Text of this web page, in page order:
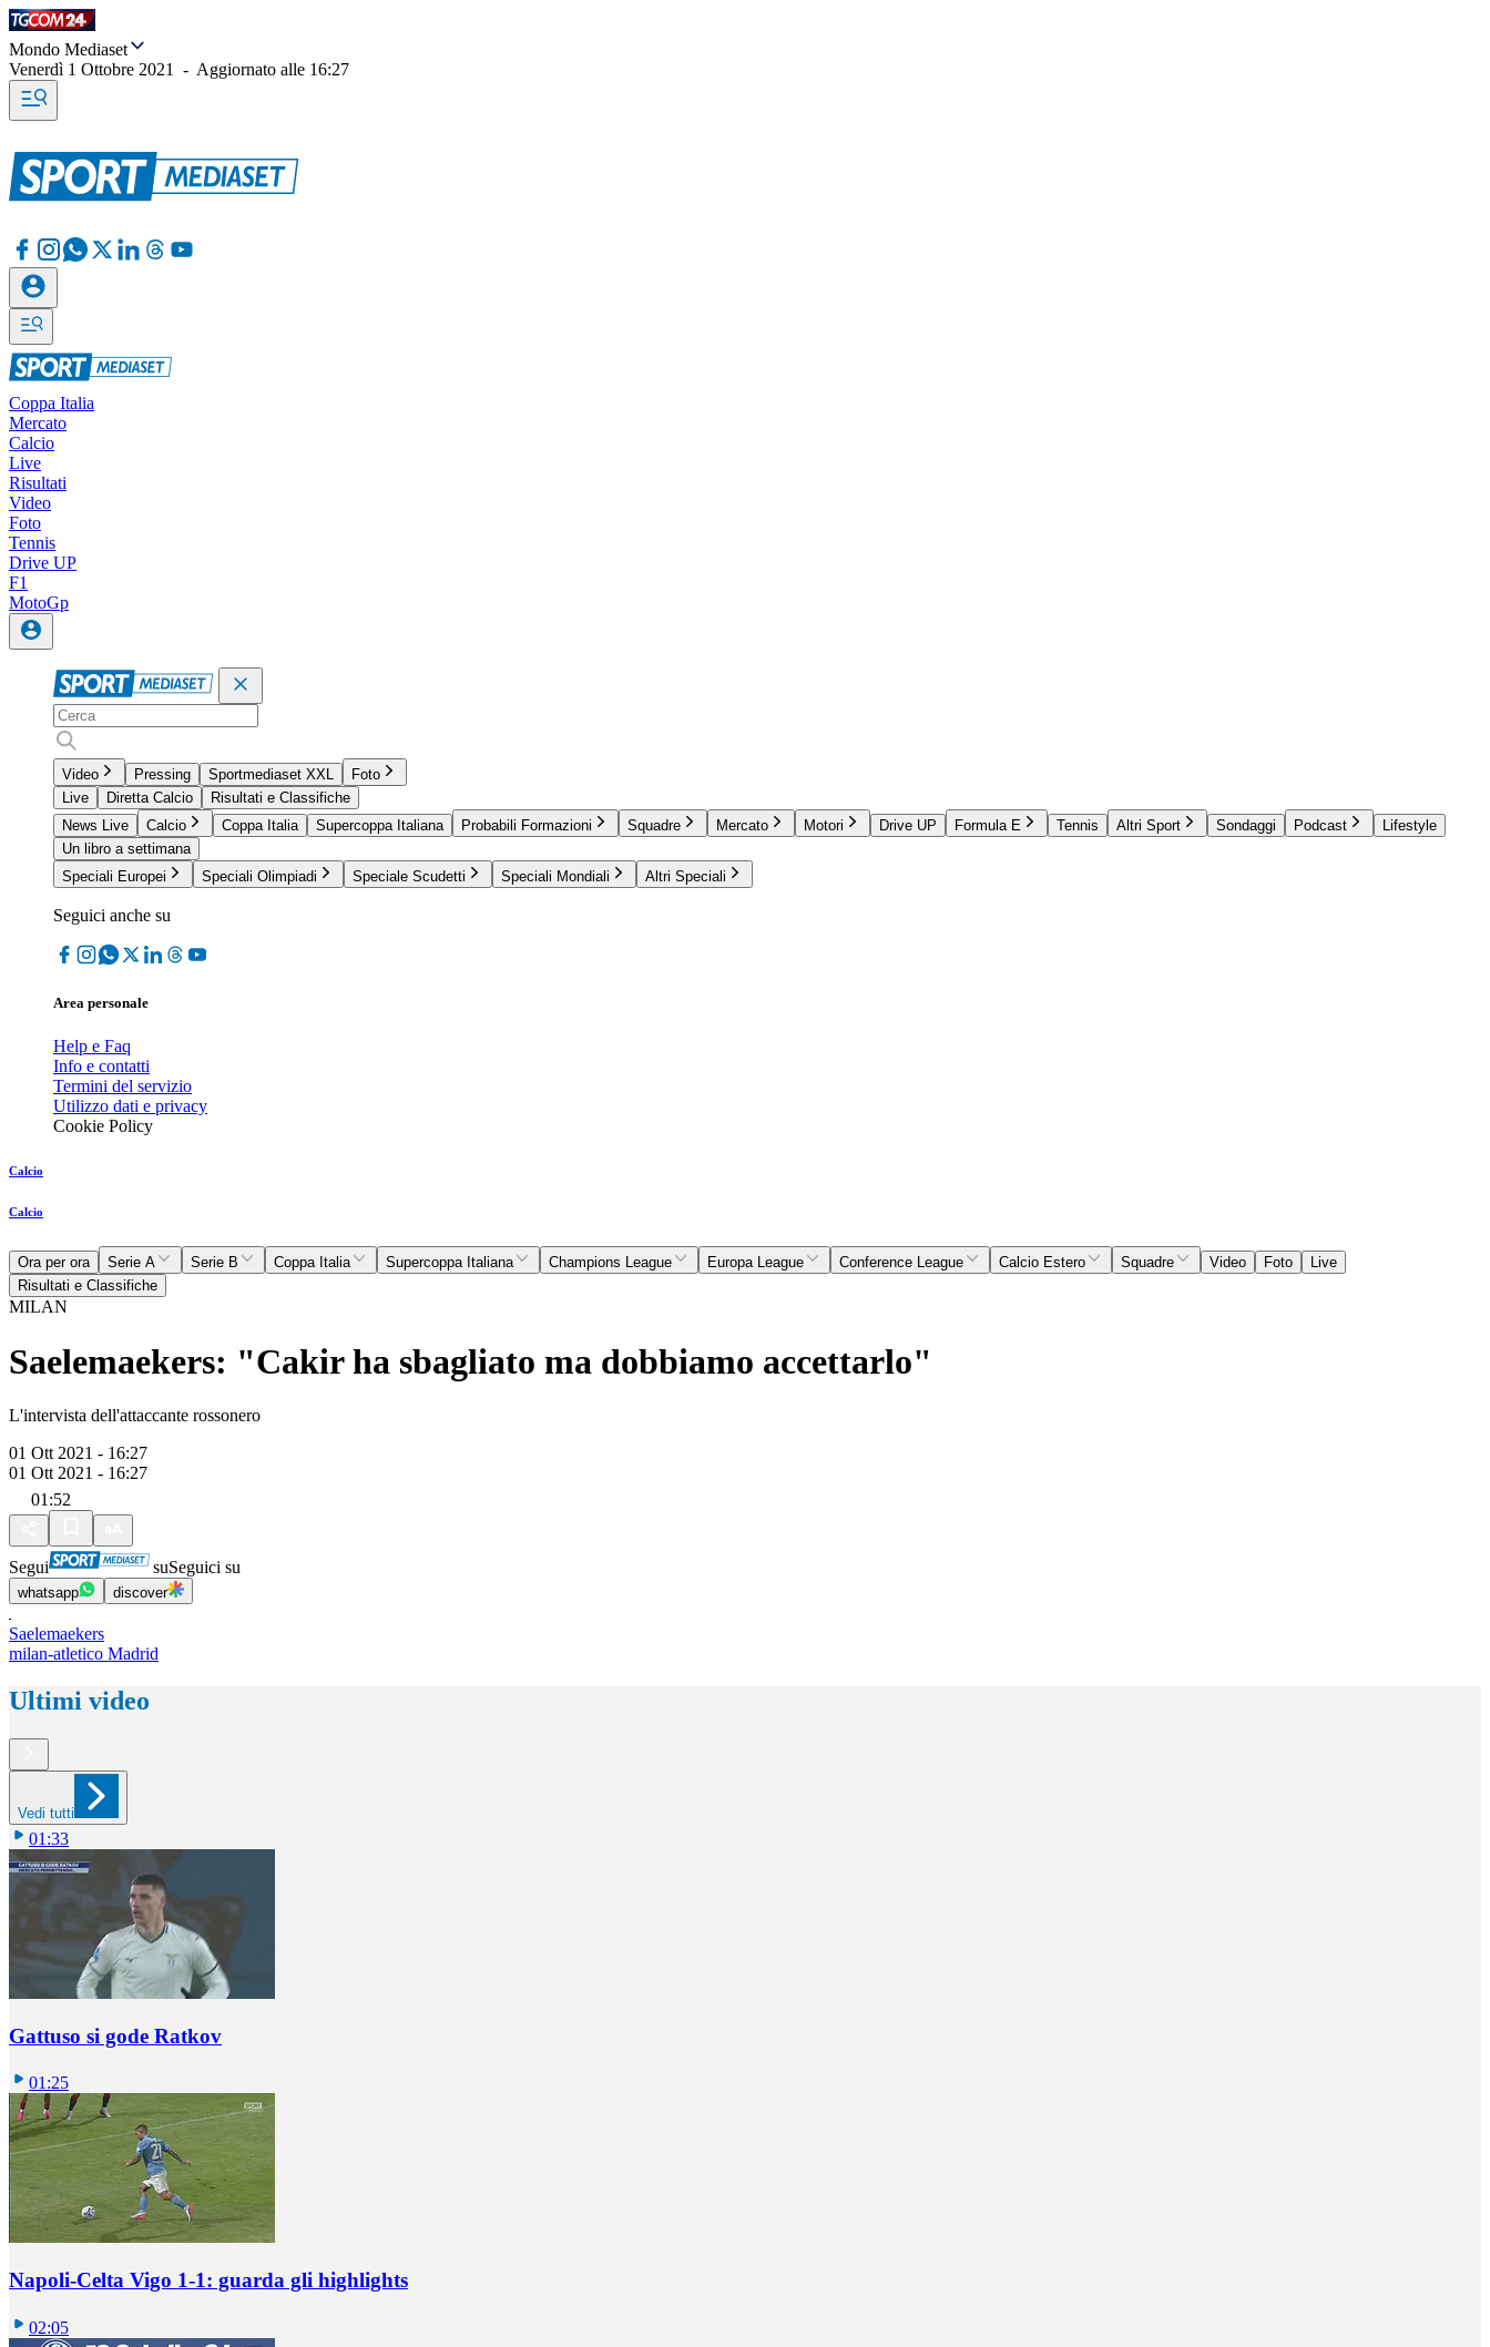
Mondo Mediaset
Venerdì 1 Ottobre 2021
- Aggiornato alle 16:27
Coppa Italia
Mercato
Calcio
Live
Risultati
Video
Foto
Tennis
Drive UP
F1
MotoGp
Video Pressing Sportmediaset XXL
Foto
Live
Diretta Calcio
Risultati e Classifiche
News Live
Calcio Coppa Italia Supercoppa Italiana Probabili Formazioni Squadre Mercato Motori Drive UP Formula E Tennis Altri Sport Sondaggi Podcast
Lifestyle
Un libro a settimana
Speciali Europei
Speciali Olimpiadi Speciale Scudetti Speciali Mondiali Altri Speciali
Seguici anche su
Area personale
Help e Faq
Info e contatti
Termini del servizio
Utilizzo dati e privacy
Cookie Policy
Calcio
Calcio
Ora per ora Serie A Serie B Coppa Italia Supercoppa Italiana Champions League Europa League Conference League Calcio Estero Squadre Video Foto
Live
Risultati e Classifiche
MILAN
Saelemaekers: "Cakir ha sbagliato ma dobbiamo accettarlo"
L'intervista dell'attaccante rossonero
01 Ott 2021 - 16:27
01 Ott 2021 - 16:27
01:52
Segui suSeguici su
whatsapp discover
Saelemaekers
milan-atletico Madrid
Ultimi video
Vedi tutti
01:33
Gattuso si gode Ratkov
01:25
Napoli-Celta Vigo 1-1: guarda gli highlights
02:05